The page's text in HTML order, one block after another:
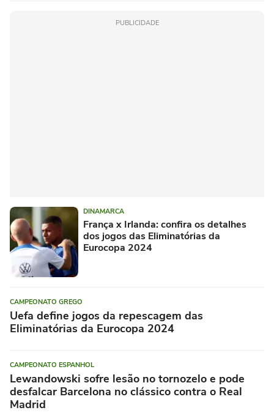
PUBLICIDADE
DINAMARCA
França x Irlanda: confira os detalhes
dos jogos das Eliminatórias da
Eurocopa 2024
CAMPEONATO GREGO
Uefa define jogos da repescagem das
Eliminatórias da Eurocopa 2024
CAMPEONATO ESPANHOL
Lewandowski sofre lesão no tornozelo e pode
desfalcar Barcelona no clássico contra o Real
Madrid